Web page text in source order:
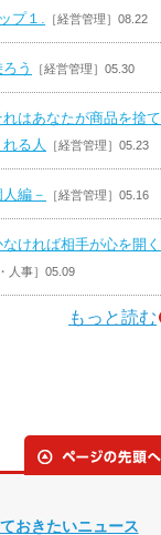
プ１. ［経営管理］08.22
う ［経営管理］05.30
れはあなたが商品を捨て
る人
［経営管理］05.23
編－ ［経営管理］05.16
ければ相手が心を開く
人事］05.09
もっと読む
おきたいニュース